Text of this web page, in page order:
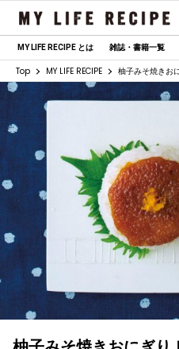
MY LIFE RECIPE とは 雑誌・書籍一覧
Top MY LIFE RECIPE 柚子みそ焼きお